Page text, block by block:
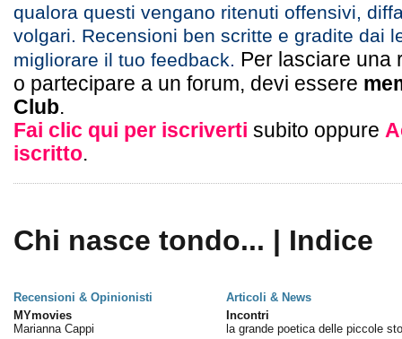
qualora questi vengano ritenuti offensivi,
volgari. Recensioni ben scritte e gradite dai
migliorare il tuo feedback. Per lasciare una
o partecipare a un forum, devi essere
Club.
Fai clic qui per iscriverti subito oppure
iscritto.
Chi nasce tondo... | Indice
Recensioni & Opinionisti
Articoli & News
MYmovies
Marianna Cappi
Incontri
la grande poetica delle piccole